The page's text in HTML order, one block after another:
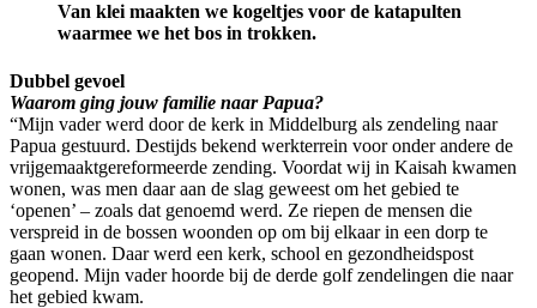
Van klei maakten we kogeltjes voor de katapulten
waarmee we het bos in trokken.
Dubbel gevoel
Waarom ging jouw familie naar Papua?
“Mijn vader werd door de kerk in Middelburg als zendeling naar
Papua gestuurd. Destijds bekend werkterrein voor onder andere de
vrijgemaaktgereformeerde zending. Voordat wij in Kaisah kwamen
wonen, was men daar aan de slag geweest om het gebied te
‘openen’ – zoals dat genoemd werd. Ze riepen de mensen die
verspreid in de bossen woonden op om bij elkaar in een dorp te
gaan wonen. Daar werd een kerk, school en gezondheidspost
geopend. Mijn vader hoorde bij de derde golf zendelingen die naar
het gebied kwam.